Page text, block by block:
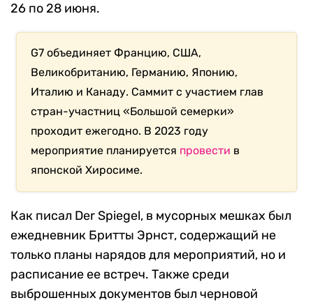
26 по 28 июня.
G7 объединяет Францию, США,
Великобританию, Германию, Японию,
Италию и Канаду. Саммит с участием глав
стран-участниц «Большой семерки»
проходит ежегодно. В 2023 году
мероприятие планируется провести в
японской Хиросиме.
Как писал Der Spiegel, в мусорных мешках был
ежедневник Бритты Эрнст, содержащий не
только планы нарядов для мероприятий, но и
расписание ее встреч. Также среди
выброшенных документов был черновой